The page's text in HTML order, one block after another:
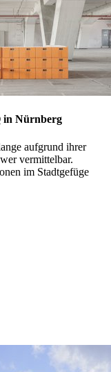
in Nürnberg
aufgrund ihrer
vermittelbar.
im Stadtgefüge